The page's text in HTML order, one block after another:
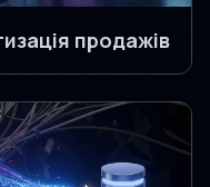
продажів